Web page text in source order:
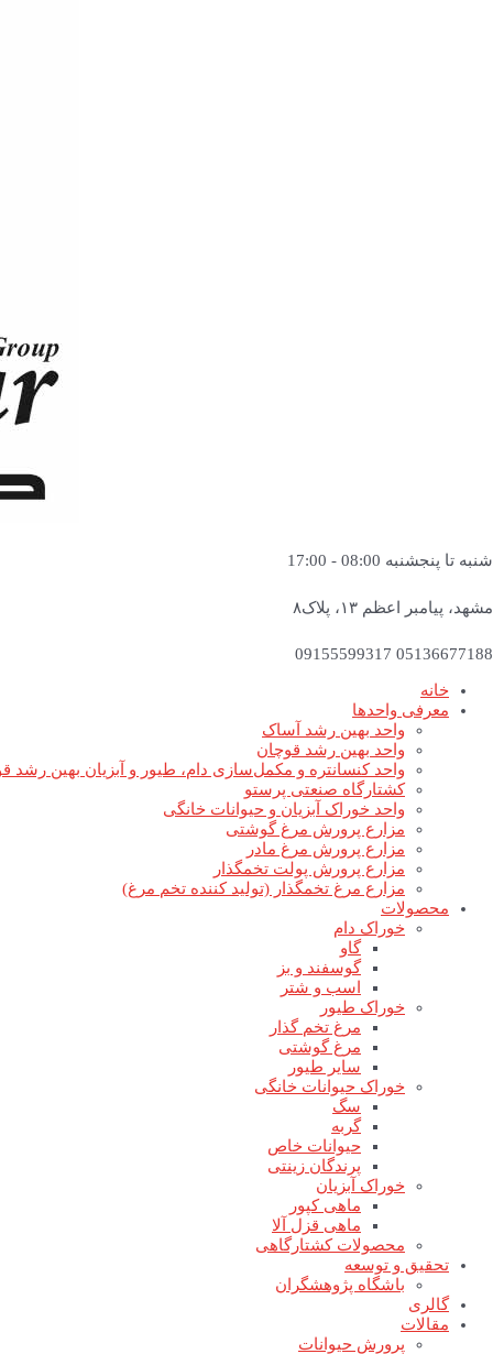
شنبه تا پنجشنبه 08:00 - 17:00
مشهد، پیامبر اعظم ۱۳، پلاک۸
05136677188 09155599317
خانه
معرفی واحدها
واحد بهین رشد آساک
واحد بهین رشد قوچان
واحد کنسانتره و مکمل‌سازی دام، طیور و آبزیان بهین رشد
کشتارگاه صنعتی پرستو
واحد خوراک آبزیان و حیوانات خانگی
مزارع پرورش مرغ گوشتی
مزارع پرورش مرغ مادر
مزارع پرورش پولت تخمگذار
مزارع مرغ تخمگذار (تولید کننده تخم مرغ)
محصولات
خوراک دام
گاو
گوسفند و بز
اسب و شتر
خوراک طیور
مرغ تخم گذار
مرغ گوشتی
سایر طیور
خوراک حیوانات خانگی
سگ
گربه
حیوانات خاص
پرندگان زینتی
خوراک آبزیان
ماهی کپور
ماهی قزل آلا
محصولات کشتارگاهی
تحقیق و توسعه
باشگاه پژوهشگران
گالری
مقالات
پرورش حیوانات